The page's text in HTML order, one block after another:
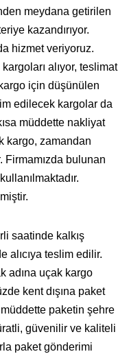
meydana getirilen
kazandırıyor.
hizmet veriyoruz.
alıyor, teslimat
için düşünülen
edilecek kargolar da
müddette nakliyat
kargo, zamandan
bulunan
saatinde kalkış
alıcıya teslim edilir.
adına uçak kargo
kent dışına paket
paketin şehre
güvenilir ve kaliteli
paket gönderimi